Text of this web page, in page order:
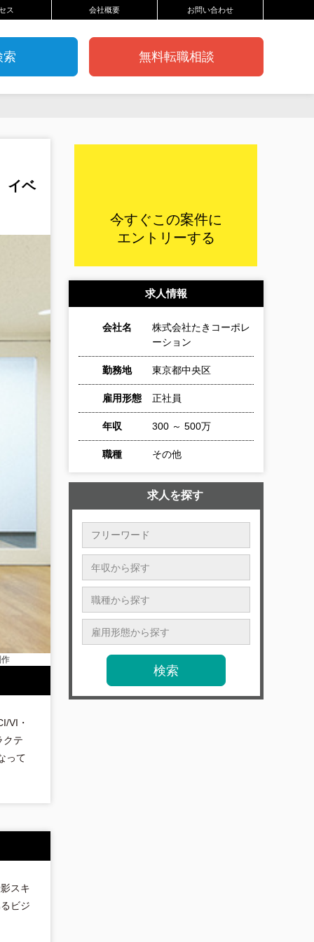
ス 会社概要 お問い合わせ
索 無料転職相談
イベ
VI・
クテ
って
スキ
ビジ
今すぐこの案件に
エントリーする
求人情報
会社名
株式会社たきコーポレ
ーション
勤務地 東京都中央区
雇用形態 正社員
年収 300 ～ 500万
職種 その他
求人を探す